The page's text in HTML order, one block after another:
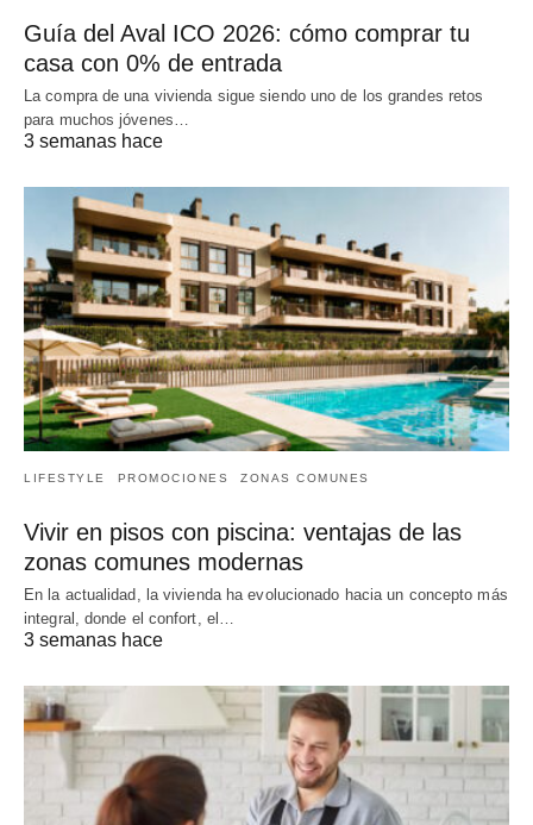
Guía del Aval ICO 2026: cómo comprar tu
casa con 0% de entrada
La compra de una vivienda sigue siendo uno de los grandes retos
para muchos jóvenes…
3 semanas hace
LIFESTYLE PROMOCIONES ZONAS COMUNES
Vivir en pisos con piscina: ventajas de las
zonas comunes modernas
En la actualidad, la vivienda ha evolucionado hacia un concepto más
integral, donde el confort, el…
3 semanas hace